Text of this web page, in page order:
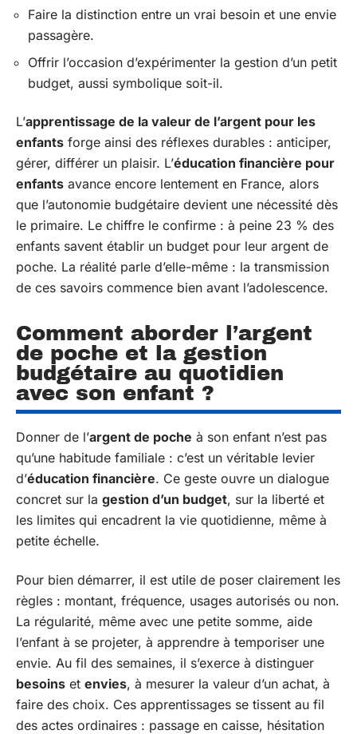
Faire la distinction entre un vrai besoin et une envie
passagère.
Offrir l’occasion d’expérimenter la gestion d’un petit
budget, aussi symbolique soit-il.
L’apprentissage de la valeur de l’argent pour les
enfants forge ainsi des réflexes durables : anticiper,
gérer, différer un plaisir. L’éducation financière pour
enfants avance encore lentement en France, alors
que l’autonomie budgétaire devient une nécessité dès
le primaire. Le chiffre le confirme : à peine 23 % des
enfants savent établir un budget pour leur argent de
poche. La réalité parle d’elle-même : la transmission
de ces savoirs commence bien avant l’adolescence.
Comment aborder l’argent
de poche et la gestion
budgétaire au quotidien
avec son enfant ?
Donner de l’argent de poche à son enfant n’est pas
qu’une habitude familiale : c’est un véritable levier
d’éducation financière. Ce geste ouvre un dialogue
concret sur la gestion d’un budget, sur la liberté et
les limites qui encadrent la vie quotidienne, même à
petite échelle.
Pour bien démarrer, il est utile de poser clairement les
règles : montant, fréquence, usages autorisés ou non.
La régularité, même avec une petite somme, aide
l’enfant à se projeter, à apprendre à temporiser une
envie. Au fil des semaines, il s’exerce à distinguer
besoins et envies, à mesurer la valeur d’un achat, à
faire des choix. Ces apprentissages se tissent au fil
des actes ordinaires : passage en caisse, hésitation